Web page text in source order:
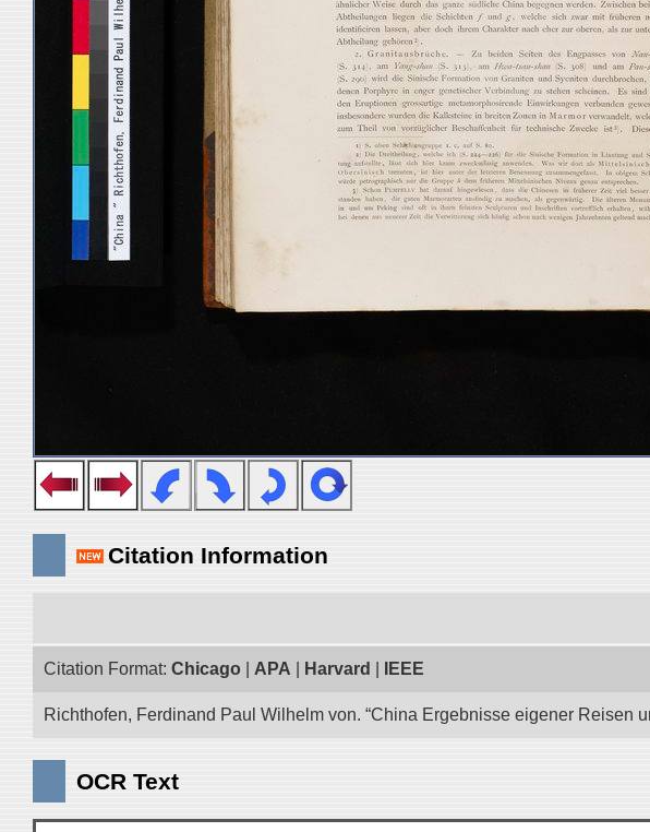
Citation Information
Citation Format: Chicago APA Harvard IEEE
Richthofen, Ferdinand Paul Wilhelm von. “China Ergebnisse eigener Reisen
OCR Text